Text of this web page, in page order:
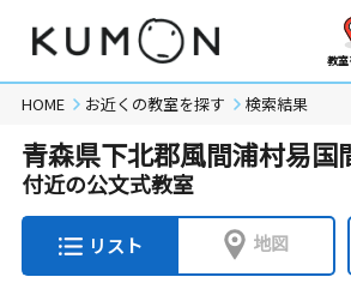
教
HOME お近くの教室を探す 検索結果
青森県下北郡風間浦村易国
付近の公文式教室
リスト 地図